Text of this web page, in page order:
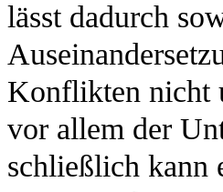
lässt dadurch
Konflikten nicht
vor allem der
schließlich kann